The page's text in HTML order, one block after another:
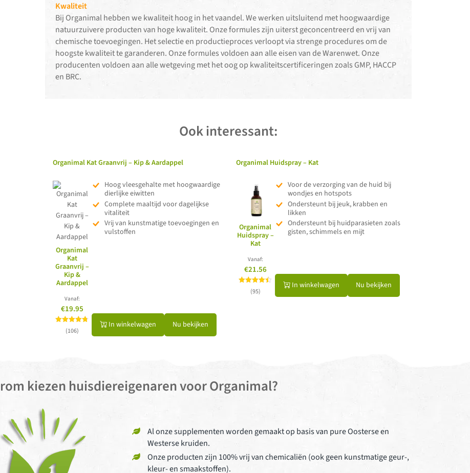
Kwaliteit
Bij Organimal hebben we kwaliteit hoog in het vaandel. We werken uitsluitend met hoogwaardige
natuurzuivere producten van hoge kwaliteit. Onze formules zijn uiterst geconcentreerd en vrij van
chemische toevoegingen. Het selectie en productieproces verloopt via strenge procedures om de
hoogste kwaliteit te garanderen. Onze formules voldoen aan alle eisen van de Warenwet. Onze
producenten voldoen aan alle wetgeving met het oog op kwaliteitscertificeringen zoals GMP, HACCP
en BRC.
Ook interessant:
Organimal Kat Graanvrij – Kip & Aardappel
Organimal
Kat
Graanvrij –
Kip &
Aardappel
Vanaf:
€19.95
Gewaardeerd
4.72
(106)
Hoog vleesgehalte met hoogwaardige
dierlijke eiwitten
Complete maaltijd voor dagelijkse
vitaliteit
Vrij van kunstmatige toevoegingen en
vulstoffen
In winkelwagen Nu bekijken
Organimal Huidspray – Kat
Organimal
Huidspray –
Kat
Vanaf:
€21.56
Gewaardeerd
4.45
(95)
Voor de verzorging van de huid bij
wondjes en hotspots
Ondersteunt bij jeuk, krabben en
likken
Ondersteunt bij huidparasieten zoals
gisten, schimmels en mijt
In winkelwagen Nu bekijken
kiezen huisdiereigenaren voor Organimal?
Al onze supplementen worden gemaakt op basis van pure Oosterse en
Westerse kruiden.
Onze producten zijn 100% vrij van chemicaliën (ook geen kunstmatige geur-,
kleur- en smaakstoffen).